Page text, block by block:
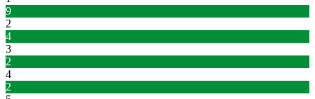
9
2
4
3
2
4
2